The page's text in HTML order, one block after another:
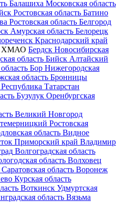
Балашиха Московская область
Ростовская область Батино
Ростовская область Белгород
Амурская область Белорецк
Краснодарский край
ХМАО Бердск Новосибирская
область Бийск Алтайский
Бор Нижегородская
область Бронницы
Республика Татарстан
Бузулук Оренбургская
Великий Новгород
Ростовская
область Видное
Приморский край Владимир
Волгоградская область
область Волховец
Саратовская область Воронеж
Курская область
Воткинск Удмуртская
область Вязьма